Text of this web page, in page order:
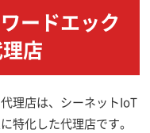
ードエック
店
理店は、シーネットIoT
特化した代理店です。